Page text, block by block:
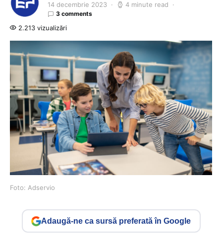
14 decembrie 2023 4 minute read
3 comments
2.213 vizualizări
Foto: Adservio
Adaugă-ne ca sursă preferată în Google